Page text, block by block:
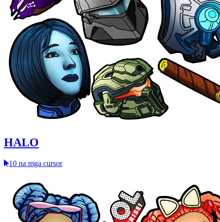
HALO
10 na mga cursor